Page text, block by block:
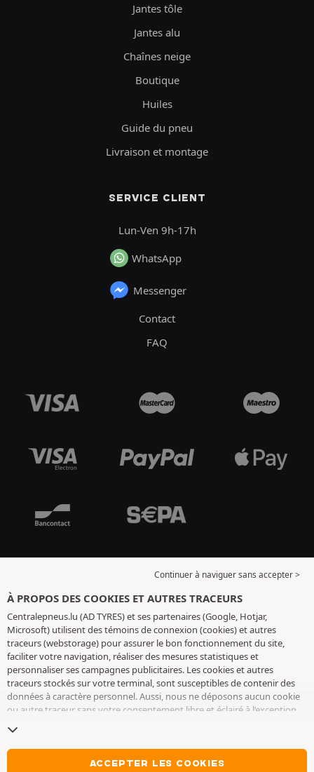
Jantes tôle
Jantes alu
Chaînes neige
Boutique
Huiles
Guide du pneu
Livraison et montage
SERVICE CLIENT
Lun-Ven 9h-17h
WhatsApp
Messenger
Contact
FAQ
Continuer à naviguer sans accepter >
À PROPOS DES COOKIES ET AUTRES TRACEURS
Centralepneus.lu (AD TYRES) et ses partenaires (Google, Hotjar,
Microsoft) utilisent des témoins de connexion (cookies) et autres
traceurs (webstorage) pour assurer le bon fonctionnement du site,
faciliter votre navigation, réaliser des mesures statistiques et
personnaliser ses campagnes publicitaires. Les cookies et autres
traceurs stockés sur votre terminal, sont susceptibles de contenir des
données à caractère personnel. Aussi, nous ne déposons aucun cookie
ou autre traceur sans votre consentement libre et éclairé à l’exception
conservons votre choix pendant 6 mois. Vous pouvez retirer votre
consentement à tout moment en vous rendant sur lapage cookies et
. Vous pouvez choisir de continuer à naviguer sans
ACCEPTER LES COOKIES